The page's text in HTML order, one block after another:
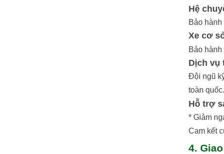
Hệ
Bảo
Xe cơ
Bảo
Dịch vụ
Đội ngũ
toàn quốc.
Hỗ trợ
* Giảm
Cam kết
4.